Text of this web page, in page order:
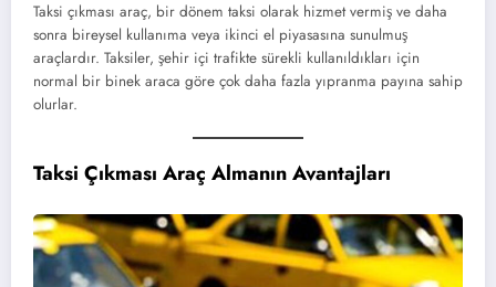
Taksi çıkması araç, bir dönem taksi olarak hizmet vermiş ve daha
sonra bireysel kullanıma veya ikinci el piyasasına sunulmuş
araçlardır. Taksiler, şehir içi trafikte sürekli kullanıldıkları için
normal bir binek araca göre çok daha fazla yıpranma payına sahip
olurlar.
Taksi Çıkması Araç Almanın Avantajları